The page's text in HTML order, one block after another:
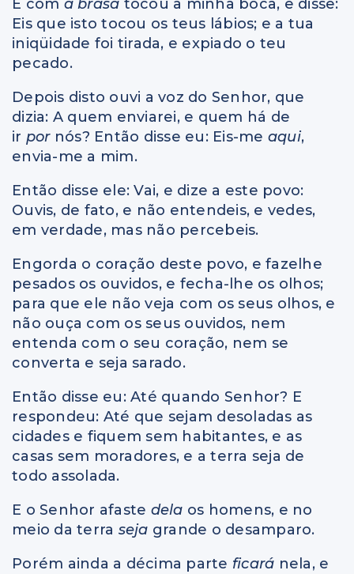
E com a brasa tocou a minha boca, e disse:
Eis que isto tocou os teus lábios; e a tua
iniqüidade foi tirada, e expiado o teu
pecado.
Depois disto ouvi a voz do Senhor, que
dizia: A quem enviarei, e quem há de
ir por nós? Então disse eu: Eis-me aqui,
envia-me a mim.
Então disse ele: Vai, e dize a este povo:
Ouvis, de fato, e não entendeis, e vedes,
em verdade, mas não percebeis.
Engorda o coração deste povo, e fazelhe
pesados os ouvidos, e fecha-lhe os olhos;
para que ele não veja com os seus olhos, e
não ouça com os seus ouvidos, nem
entenda com o seu coração, nem se
converta e seja sarado.
Então disse eu: Até quando Senhor? E
respondeu: Até que sejam desoladas as
cidades e fiquem sem habitantes, e as
casas sem moradores, e a terra seja de
todo assolada.
E o Senhor afaste dela os homens, e no
meio da terra seja grande o desamparo.
Porém ainda a décima parte ficará nela, e